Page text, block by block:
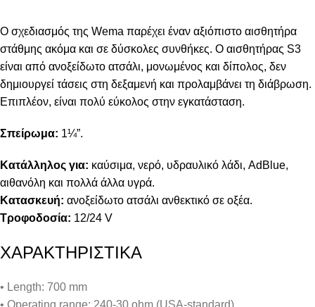
Ο σχεδιασμός της Wema παρέχει έναν αξιόπιστο αισθητήρα
στάθμης ακόμα και σε δύσκολες συνθήκες. Ο αισθητήρας S3
είναι από ανοξείδωτο ατσάλι, μονωμένος και δίπολος, δεν
δημιουργεί τάσεις στη δεξαμενή και προλαμβάνει τη διάβρωση.
Επιπλέον, είναι πολύ εύκολος στην εγκατάσταση.
Σπείρωμα: 1¼”.
Κατάλληλος για: καύσιμα, νερό, υδραυλικό λάδι, AdBlue,
αιθανόλη και πολλά άλλα υγρά.
Κατασκευή: ανοξείδωτο ατσάλι ανθεκτικό σε οξέα.
Τροφοδοσία: 12/24 V
ΧΑΡΑΚΤΗΡΙΣΤΙΚΑ
• Length: 700 mm